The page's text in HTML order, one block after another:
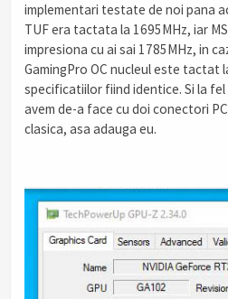
implementari testate de noi pana
TUF era tactata la 1695MHz, iar
impresiona cu ai sai 1785MHz, in
GamingPro OC nucleul este tactat
specificatiilor fiind identice. Si la fel
avem de-a face cu doi conectori
clasica, asa adauga eu.